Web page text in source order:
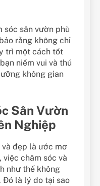
sóc sân vườn phù
rằng không chỉ
trì một cách tốt
niềm vui và thú
không gian
Sân Vườn
Nghiệp
và đẹp là ước mơ
việc chăm sóc và
như thế không
Đó là lý do tại sao